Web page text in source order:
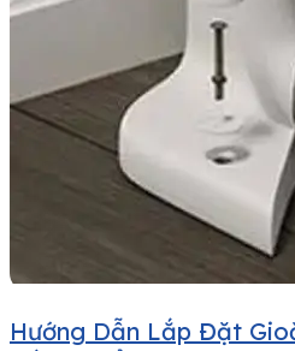
Hướng Dẫn Lắp Đặt